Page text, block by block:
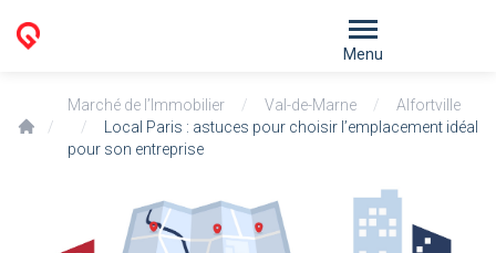
Menu
/
Marché de l’Immobilier / Val-de-Marne / Alfortville
/
Local Paris : astuces pour choisir l’emplacement idéal
pour son entreprise